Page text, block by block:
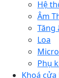
Hệ
Âm
Tăng
Loa
Micro
Phụ
Khoá